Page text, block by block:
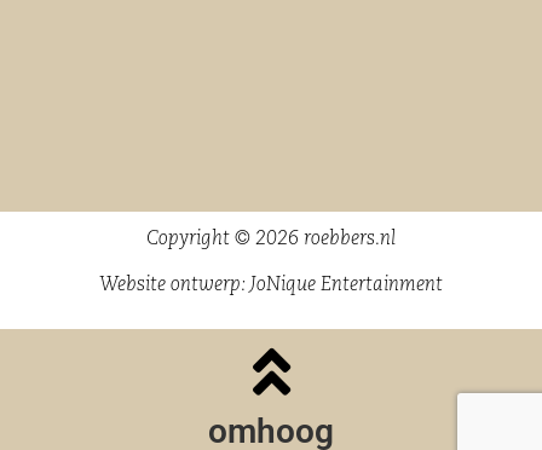
Copyright © 2026 roebbers.nl
Website ontwerp: JoNique Entertainment
omhoog